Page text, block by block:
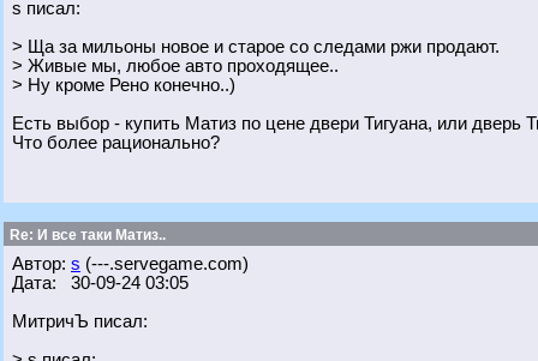
s писал:
> Ща за мильоны новое и старое со следами ржи продают.
> Живые мы, любое авто проходящее..
> Ну кроме Рено конечно..)
Есть выбор - купить Матиз по цене двери Тигуана, или дверь
Что более рационально?
Re: И все таки Матиз..
Автор: s (---.servegame.com)
Дата: 30-09-24 03:05
МитричЪ писал: